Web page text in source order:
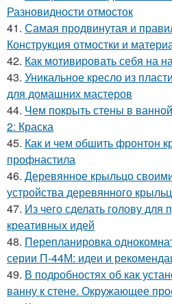
Разновидности отмосток
41. Самая продвинутая и
Конструкция отмостки и
42. Как мотивировать себя на
43. Уникальное кресло из
для домашних мастеров
44. Чем покрыть стены в
2: Краска
45. Как и чем обшить фронтон
профнастила
46. Деревянное крыльцо
устройства деревянного
47. Из чего сделать голову для
креативных идей
48. Перепланировка
серии П-44М: идеи и
49. В подробностях об как
ванну к стене. Окружающее